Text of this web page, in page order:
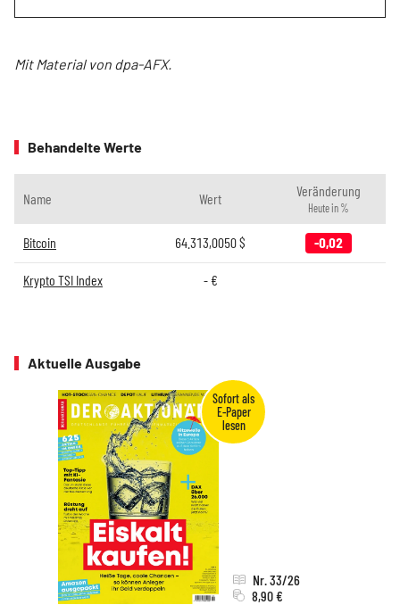
Mit Material von dpa-AFX.
Behandelte Werte
Name Wert Veränderung
Heute in %
Bitcoin 64.313,0050$ -0,02
Krypto TSI Index -€
Aktuelle Ausgabe
Nr. 33/26
8,90 €